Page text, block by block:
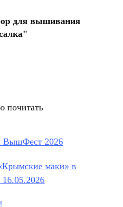
Купить на Озон
для вышивания
почитать
ВышФест 2026
маки» в
16.05.2026